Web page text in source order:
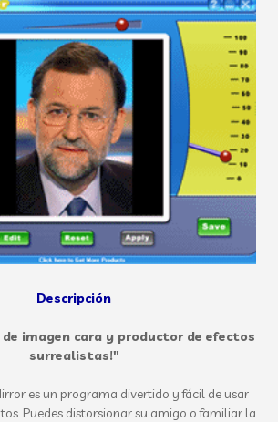
Descripción
imagen cara y productor de efectos
surrealistas!"
es un programa divertido y fácil de usar
Puedes distorsionar su amigo o familiar la